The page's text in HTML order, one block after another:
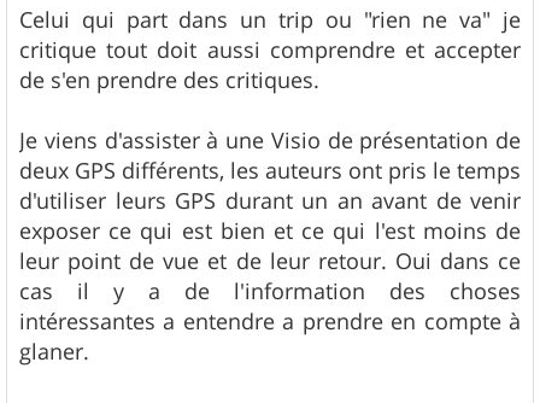
Celui qui part dans un trip ou "rien ne va" je
critique tout doit aussi comprendre et accepter
de s'en prendre des critiques.
Je viens d'assister à une Visio de présentation de
deux GPS différents, les auteurs ont pris le temps
d'utiliser leurs GPS durant un an avant de venir
exposer ce qui est bien et ce qui l'est moins de
leur point de vue et de leur retour. Oui dans ce
cas il y a de l'information des choses
intéressantes a entendre a prendre en compte à
glaner.